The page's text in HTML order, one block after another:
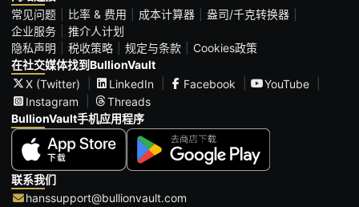
常见问题
比率 & 费用 成本计算器
盎司/千克转换器
企业服务
推介人计划
隐私声明
税收策略 规定与条款
Cookies政策
在社交媒体找到BullionVault
X (Twitter)
LinkedIn Facebook
YouTube
Instagram
Threads
BullionVault手机应用程序
联系我们
hanssupport@bullionvault.com